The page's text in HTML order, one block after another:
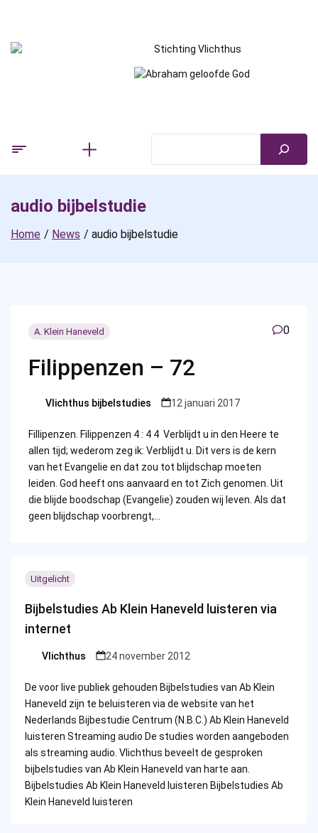
audio bijbelstudie
Home News audio bijbelstudie
A. Klein Haneveld 0
Filippenzen – 72
Posted
Vlichthus bijbelstudies 12 januari 2017
Fillipenzen. Filippenzen 4 : 4 4 Verblijdt u in den Heere te
allen tijd; wederom zeg ik: Verblijdt u. Dit vers is de kern
van het Evangelie en dat zou tot blijdschap moeten
leiden. God heeft ons aanvaard en tot Zich genomen. Uit
die blijde boodschap (Evangelie) zouden wij leven. Als dat
geen blijdschap voorbrengt,…
Uitgelicht
Bijbelstudies Ab Klein Haneveld luisteren via
internet
Posted
Vlichthus 24 november 2012
De voor live publiek gehouden Bijbelstudies van Ab Klein
Haneveld zijn te beluisteren via de website van het
Nederlands Bijbestudie Centrum (N.B.C.) Ab Klein Haneveld
luisteren Streaming audio De studies worden aangeboden
als streaming audio. Vlichthus beveelt de gesproken
bijbelstudies van Ab Klein Haneveld van harte aan.
Bijbelstudies Ab Klein Haneveld luisteren Bijbelstudies Ab
Klein Haneveld luisteren